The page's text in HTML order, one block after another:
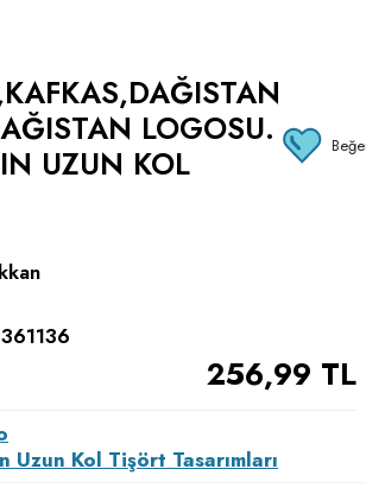
LOGOSU.
UZUN KOL
256,99 TL
Uzun Kol Tişört Tasarımları